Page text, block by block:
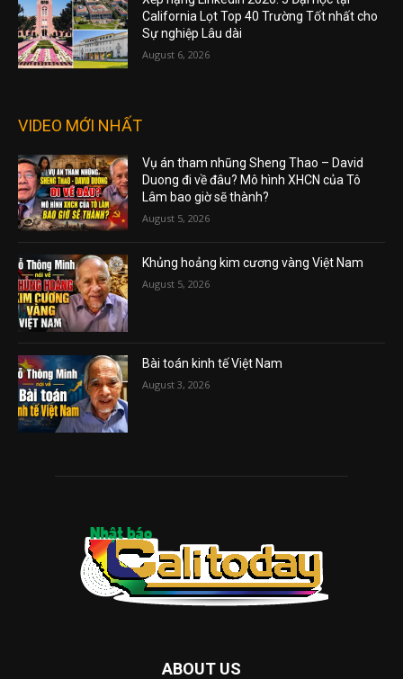
California Lọt Top 40 Trường Tốt nhất cho
Sự nghiệp Lâu dài
August 6, 2026
VIDEO MỚI NHẤT
Vụ án tham nhũng Sheng Thao – David
Duong đi về đâu? Mô hình XHCN của Tô
Lâm bao giờ sẽ thành?
August 5, 2026
Khủng hoảng kim cương vàng Việt Nam
August 5, 2026
Bài toán kinh tế Việt Nam
August 3, 2026
ABOUT US